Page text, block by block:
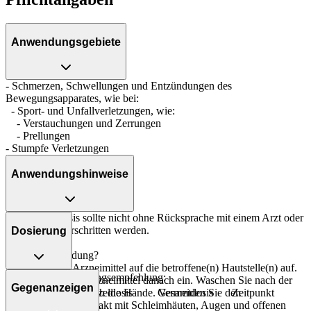
Anwendungsgebiete
- Schmerzen, Schwellungen und Entzündungen des
Bewegungsapparates, wie bei:
- Sport- und Unfallverletzungen, wie:
- Verstauchungen und Zerrungen
- Prellungen
- Stumpfe Verletzungen
Anwendungshinweise
Die Gesamtdosis sollte nicht ohne Rücksprache mit einem Arzt oder
Apotheker überschritten werden.
Art der Anwendung?
Tragen Sie das Arzneimittel auf die betroffene(n) Hautstelle(n) auf.
Massieren Sie das Arzneimittel danach ein. Waschen Sie nach der
Anwendung gründlich die Hände. Vermeiden Sie den
versehentlichen Kontakt mit Schleimhäuten, Augen und offenen
Dosierung
Allgemeine Dosierungsempfehlung:
Personenkreis
Einzeldosis Gesamtdosis
Zeitpunkt
eine
Gegenanzeigen